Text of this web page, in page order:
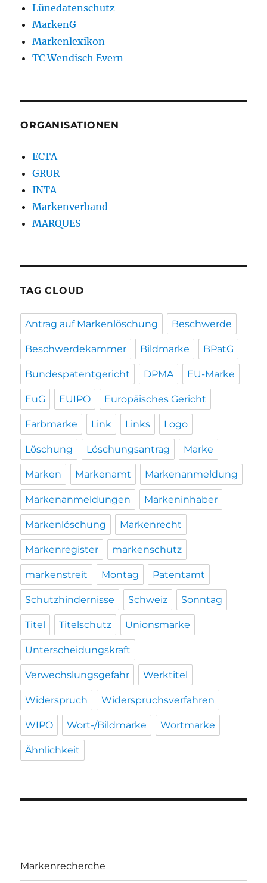
Lünedatenschutz
MarkenG
Markenlexikon
TC Wendisch Evern
ORGANISATIONEN
ECTA
GRUR
INTA
Markenverband
MARQUES
TAG CLOUD
Antrag auf Markenlöschung Beschwerde
Beschwerdekammer Bildmarke BPatG
Bundespatentgericht DPMA EU-Marke
EuG EUIPO Europäisches Gericht
Farbmarke Link Links Logo
Löschung Löschungsantrag Marke
Marken Markenamt Markenanmeldung
Markenanmeldungen Markeninhaber
Markenlöschung Markenrecht
Markenregister markenschutz
markenstreit Montag Patentamt
Schutzhindernisse Schweiz Sonntag
Titel Titelschutz Unionsmarke
Unterscheidungskraft
Verwechslungsgefahr Werktitel
Widerspruch Widerspruchsverfahren
WIPO Wort-/Bildmarke Wortmarke
Ähnlichkeit
Markenrecherche